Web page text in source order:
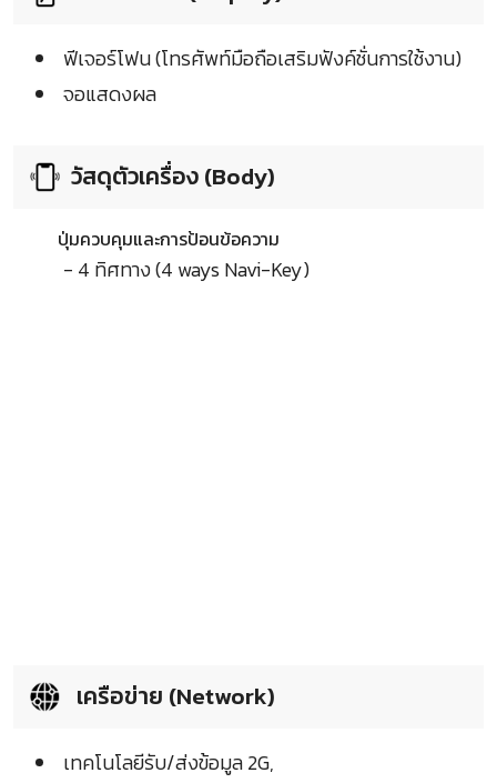
ฟีเจอร์โฟน (โทรศัพท์มือถือเสริมฟังค์ชั่นการใช้งาน)
จอแสดงผล
วัสดุตัวเครื่อง (Body)
ปุ่มควบคุมและการป้อนข้อความ
- 4 ทิศทาง (4 ways Navi-Key)
เครือข่าย (Network)
เทคโนโลยีรับ/ส่งข้อมูล 2G,